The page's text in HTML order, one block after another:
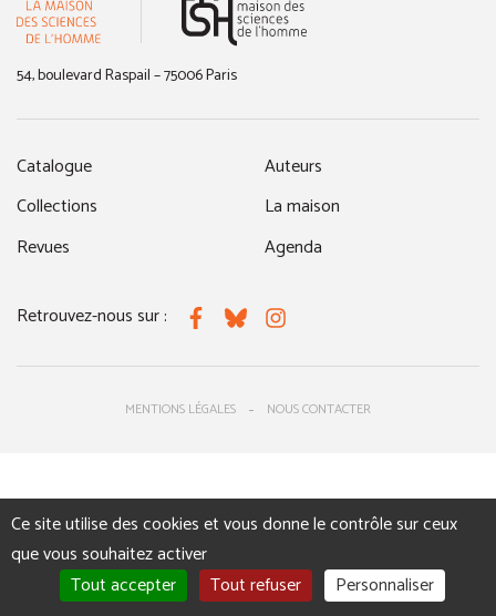
54, boulevard Raspail – 75006 Paris
Catalogue
Collections
Revues
Auteurs
La maison
Agenda
Retrouvez-nous sur : FacebookBlueskyInstagram
MENTIONS LÉGALES NOUS CONTACTER
Ce site utilise des cookies et vous donne le contrôle sur ceux
que vous souhaitez activer
Tout accepter
Tout refuser Personnaliser